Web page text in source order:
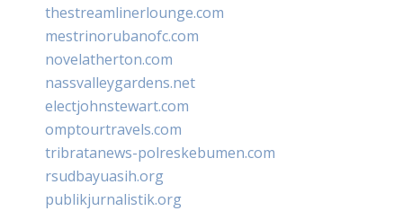
thestreamlinerlounge.com
mestrinorubanofc.com
novelatherton.com
nassvalleygardens.net
electjohnstewart.com
omptourtravels.com
tribratanews-polreskebumen.com
rsudbayuasih.org
publikjurnalistik.org